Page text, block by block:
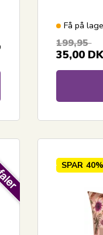
Få på
199,95
35,00
SPAR 40%